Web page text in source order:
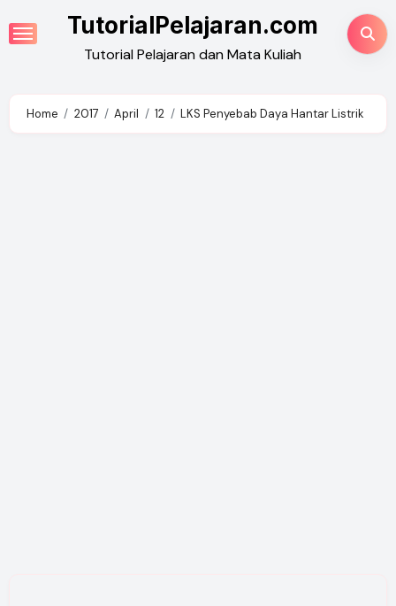
to
TutorialPelajaran.com
Tutorial Pelajaran dan Mata Kuliah
Home 2017 April 12 LKS Penyebab Daya Hantar Listrik